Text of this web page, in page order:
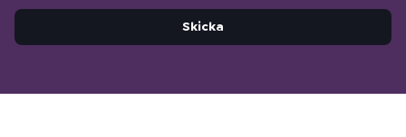
Skicka